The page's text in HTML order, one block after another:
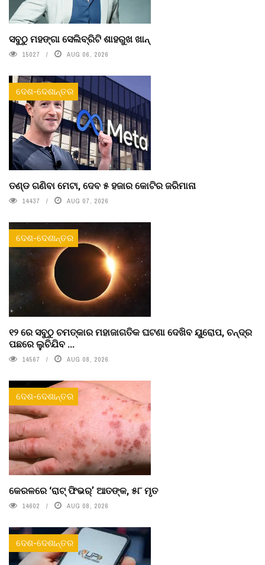
ସବୁଠୁ ମହଙ୍ଗା ସେଲିବ୍ରିଟି ଶାହରୁଖ ଖାନ୍
15027 AUG 06, 2026
ଦେଶ-ଦେଶାନ୍ତର
ତଣ୍ଡ ଗଣିବା ମେଟା, ଦେବ ୫ ହଜାର କୋଟିର ଜରିମାନା
14437 AUG 07, 2026
ଦେଶ-ଦେଶାନ୍ତର
୧୨ ରେ ସବୁଠୁ ଚମତ୍କାର ମହାଜାଗତିକ ଘଟଣା ଦେଖିବ ୟୁରୋପ, ଚନ୍ଦ୍ର
ପଛରେ ଲୁଚିଯିବ ...
14567 AUG 08, 2026
ଦେଶ-ଦେଶାନ୍ତର
କେରଳରେ ‘ରାଟ୍ ଫିଭର୍’ ଆତଙ୍କ, ୫୮ ମୃତ
14602 AUG 08, 2026
ଦେଶ-ଦେଶାନ୍ତର